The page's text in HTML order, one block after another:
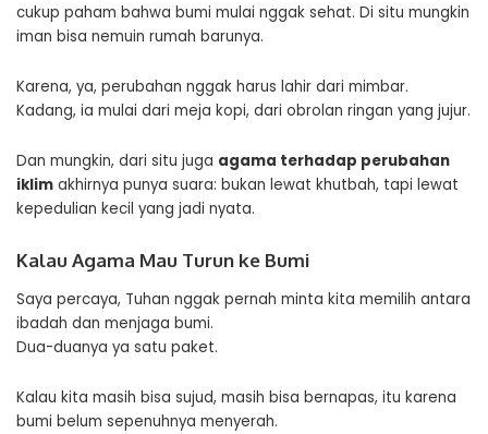
cukup paham bahwa bumi mulai nggak sehat. Di situ mungkin
iman bisa nemuin rumah barunya.
Karena, ya, perubahan nggak harus lahir dari mimbar.
Kadang, ia mulai dari meja kopi, dari obrolan ringan yang jujur.
Dan mungkin, dari situ juga agama terhadap perubahan
iklim akhirnya punya suara: bukan lewat khutbah, tapi lewat
kepedulian kecil yang jadi nyata.
Kalau Agama Mau Turun ke Bumi
Saya percaya, Tuhan nggak pernah minta kita memilih antara
ibadah dan menjaga bumi.
Dua-duanya ya satu paket.
Kalau kita masih bisa sujud, masih bisa bernapas, itu karena
bumi belum sepenuhnya menyerah.